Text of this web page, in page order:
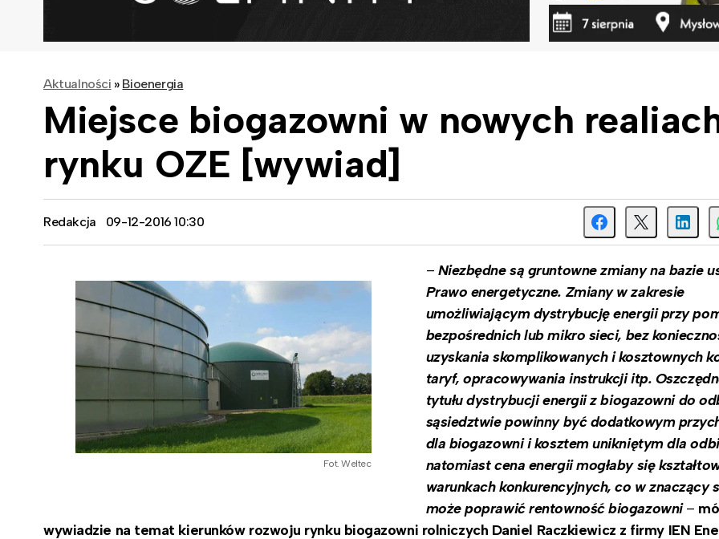
Aktualności » Bioenergia
Miejsce biogazowni w nowych
rynku OZE [wywiad]
Redakcja 09-12-2016 10:30
Fot. Weltec
– Niezbędne są gruntowne zmiany na bazie
Prawo energetyczne. Zmiany w zakresie
umożliwiającym dystrybucję energii przy
bezpośrednich lub mikro sieci, bez
uzyskania skomplikowanych i kosztownych
taryf, opracowywania instrukcji itp.
tytułu dystrybucji energii z biogazowni do
sąsiedztwie powinny być dodatkowym
dla biogazowni i kosztem unikniętym dla
natomiast cena energii mogłaby się
warunkach konkurencyjnych, co w znaczący
może poprawić rentowność biogazowni–
wywiadzie na temat kierunków rozwoju rynku biogazowni rolniczych Daniel Raczkiewicz z firmy IEN